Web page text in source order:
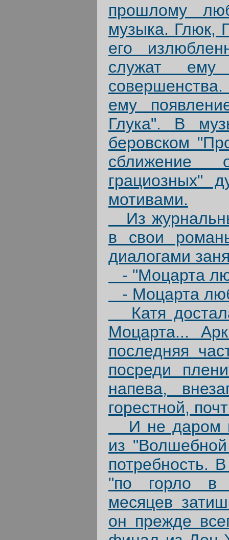
прошлому
музыка. Глюк,
его
служат ему
ему
Глука". В
беровском
сближение
грациозных"
мотивами.
Из
в свои
диалогами
- "Моцарта
- Моцарта
Катя
Моцарта...
последняя
посреди
напева,
горестной,
И не даром
из
потребность.
"по горло в
месяцев
он прежде